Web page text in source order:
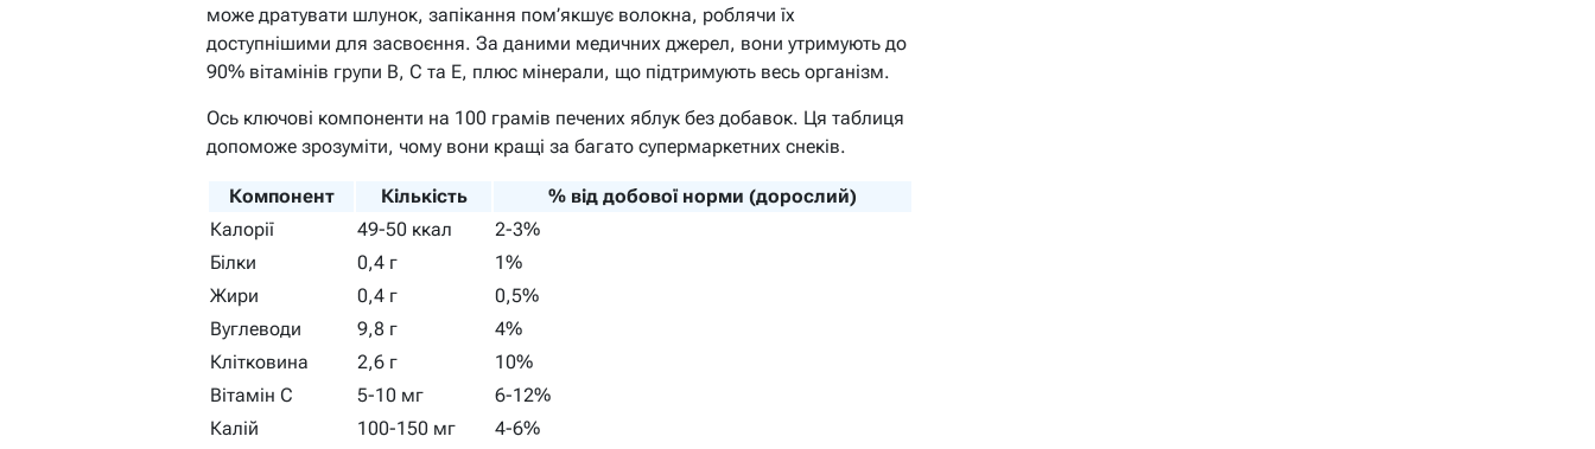
може дратувати шлунок, запікання пом’якшує волокна, роблячи їх
доступнішими для засвоєння. За даними медичних джерел, вони утримують до
90% вітамінів групи B, C та E, плюс мінерали, що підтримують весь організм.
Ось ключові компоненти на 100 грамів печених яблук без добавок. Ця таблиця
допоможе зрозуміти, чому вони кращі за багато супермаркетних снеків.
Компонент Кількість
% від добової норми (дорослий)
Калорії
49-50 ккал
2-3%
Білки
0,4 г
1%
Жири
0,4 г
0,5%
Вуглеводи
9,8 г
4%
Клітковина
2,6 г
10%
Вітамін C
5-10 мг
6-12%
Калій
100-150 мг
4-6%